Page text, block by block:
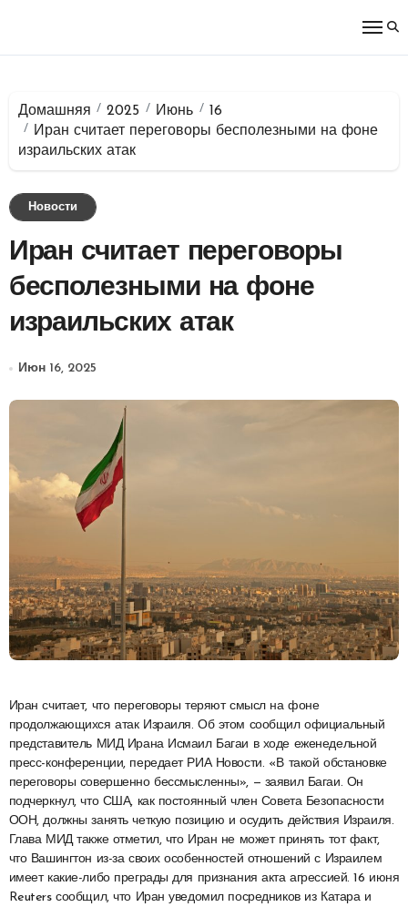
Домашняя 2025 Июнь
16
Иран считает переговоры бесполезными на фоне
израильских атак
Новости
Иран считает переговоры
бесполезными на фоне
израильских атак
Июн 16, 2025
Иран считает, что переговоры теряют смысл на фоне
продолжающихся атак Израиля. Об этом сообщил официальный
представитель МИД Ирана Исмаил Багаи в ходе еженедельной
пресс-конференции, передает РИА Новости. «В такой обстановке
переговоры совершенно бессмысленны», — заявил Багаи. Он
подчеркнул, что США, как постоянный член Совета Безопасности
ООН, должны занять четкую позицию и осудить действия Израиля.
Глава МИД также отметил, что Иран не может принять тот факт,
что Вашингтон из-за своих особенностей отношений с Израилем
имеет какие-либо преграды для признания акта агрессией. 16 июня
Reuters сообщил, что Иран уведомил посредников из Катара и